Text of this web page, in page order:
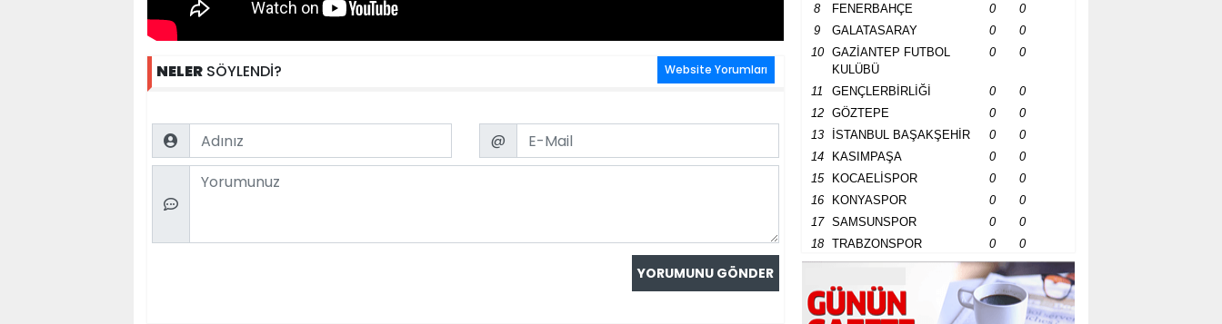
NELER SÖYLENDİ? Website Yorumları
Name Email
@
Comment
8
FENERBAHÇE 0
0
9
GALATASARAY 0
0
10
GAZİANTEP FUTBOL
KULÜBÜ
0 0
11 GENÇLERBİRLİĞİ 0
0
12
GÖZTEPE 0
0
13
İSTANBUL BAŞAKŞEHİR 0
0
14
KASIMPAŞA 0
0
15
KOCAELİSPOR 0
0
16
KONYASPOR 0
0
17
SAMSUNSPOR 0
0
18
TRABZONSPOR 0 0